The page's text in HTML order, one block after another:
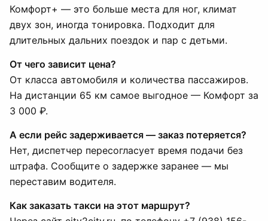
Комфорт+ — это больше места для ног, климат
двух зон, иногда тонировка. Подходит для
длительных дальних поездок и пар с детьми.
От чего зависит цена?
От класса автомобиля и количества пассажиров.
На дистанции 65 км самое выгодное — Комфорт за
3 000 ₽.
А если рейс задерживается — заказ потеряется?
Нет, диспетчер пересогласует время подачи без
штрафа. Сообщите о задержке заранее — мы
переставим водителя.
Как заказать такси на этот маршрут?